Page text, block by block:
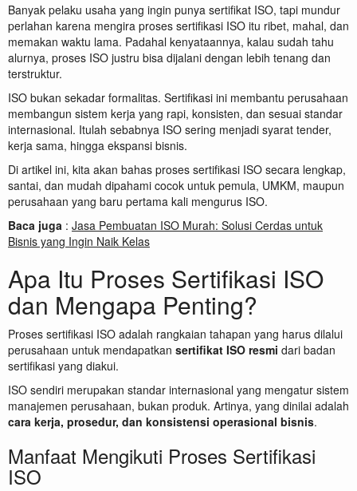
Banyak pelaku usaha yang ingin punya sertifikat ISO, tapi mundur
perlahan karena mengira proses sertifikasi ISO itu ribet, mahal, dan
memakan waktu lama. Padahal kenyataannya, kalau sudah tahu
alurnya, proses ISO justru bisa dijalani dengan lebih tenang dan
terstruktur.
ISO bukan sekadar formalitas. Sertifikasi ini membantu perusahaan
membangun sistem kerja yang rapi, konsisten, dan sesuai standar
internasional. Itulah sebabnya ISO sering menjadi syarat tender,
kerja sama, hingga ekspansi bisnis.
Di artikel ini, kita akan bahas proses sertifikasi ISO secara lengkap,
santai, dan mudah dipahami cocok untuk pemula, UMKM, maupun
perusahaan yang baru pertama kali mengurus ISO.
Baca juga : Jasa Pembuatan ISO Murah: Solusi Cerdas untuk
Bisnis yang Ingin Naik Kelas
Apa Itu Proses Sertifikasi ISO
dan Mengapa Penting?
Proses sertifikasi ISO adalah rangkaian tahapan yang harus dilalui
perusahaan untuk mendapatkan sertifikat ISO resmi dari badan
sertifikasi yang diakui.
ISO sendiri merupakan standar internasional yang mengatur sistem
manajemen perusahaan, bukan produk. Artinya, yang dinilai adalah
cara kerja, prosedur, dan konsistensi operasional bisnis.
Manfaat Mengikuti Proses Sertifikasi
ISO